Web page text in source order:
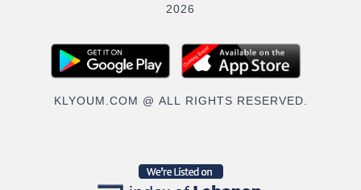
2026
KLYOUM.COM @ ALL RIGHTS RESERVED.